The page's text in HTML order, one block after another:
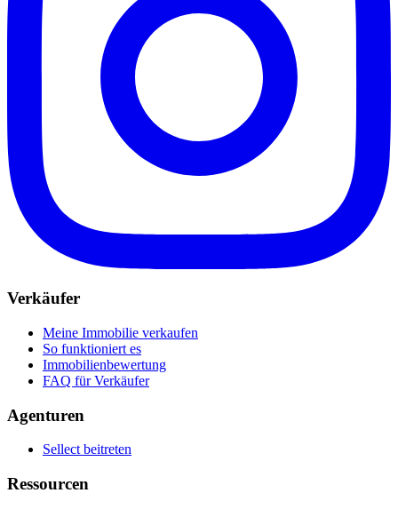
Verkäufer
Meine Immobilie verkaufen
So funktioniert es
Immobilienbewertung
FAQ für Verkäufer
Agenturen
Sellect beitreten
Ressourcen